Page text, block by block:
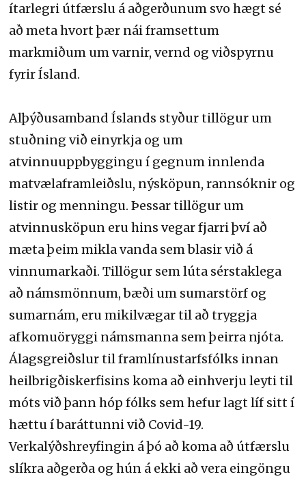
ítarlegri útfærslu á aðgerðunum svo hægt sé
að meta hvort þær nái framsettum
markmiðum um varnir, vernd og viðspyrnu
fyrir Ísland.
Alþýðusamband Íslands styður tillögur um
stuðning við einyrkja og um
atvinnuuppbyggingu í gegnum innlenda
matvælaframleiðslu, nýsköpun, rannsóknir og
listir og menningu. Þessar tillögur um
atvinnusköpun eru hins vegar fjarri því að
mæta þeim mikla vanda sem blasir við á
vinnumarkaði. Tillögur sem lúta sérstaklega
að námsmönnum, bæði um sumarstörf og
sumarnám, eru mikilvægar til að tryggja
afkomuöryggi námsmanna sem þeirra njóta.
Álagsgreiðslur til framlínustarfsfólks innan
heilbrigðiskerfisins koma að einhverju leyti til
móts við þann hóp fólks sem hefur lagt líf sitt í
hættu í baráttunni við Covid-19.
Verkalýðshreyfingin á þó að koma að útfærslu
slíkra aðgerða og hún á ekki að vera eingöngu